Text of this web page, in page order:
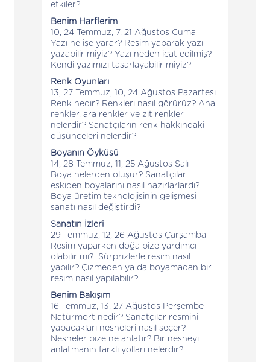
etkiler?
Benim Harflerim
10, 24 Temmuz, 7, 21 Ağustos Cuma
Yazı ne işe yarar? Resim yaparak yazı
yazabilir miyiz? Yazı neden icat edilmiş?
Kendi yazımızı tasarlayabilir miyiz?
Renk Oyunları
13, 27 Temmuz, 10, 24 Ağustos Pazartesi
Renk nedir? Renkleri nasıl görürüz? Ana
renkler, ara renkler ve zıt renkler
nelerdir? Sanatçıların renk hakkındaki
düşünceleri nelerdir?
Boyanın Öyküsü
14, 28 Temmuz, 11, 25 Ağustos Salı
Boya nelerden oluşur? Sanatçılar
eskiden boyalarını nasıl hazırlarlardı?
Boya üretim teknolojisinin gelişmesi
sanatı nasıl değiştirdi?
Sanatın İzleri
29 Temmuz, 12, 26 Ağustos Çarşamba
Resim yaparken doğa bize yardımcı
olabilir mi? Sürprizlerle resim nasıl
yapılır? Çizmeden ya da boyamadan bir
resim nasıl yapılabilir?
Benim Bakışım
16 Temmuz, 13, 27 Ağustos Perşembe
Natürmort nedir? Sanatçılar resmini
yapacakları nesneleri nasıl seçer?
Nesneler bize ne anlatır? Bir nesneyi
anlatmanın farklı yolları nelerdir?